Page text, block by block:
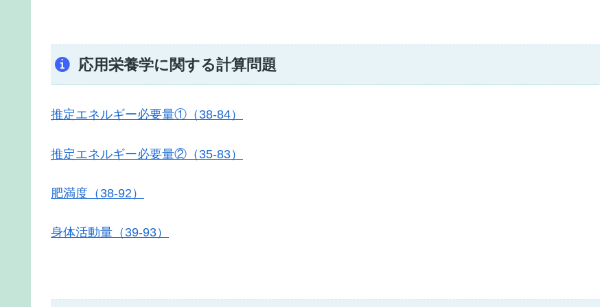
応用栄養学に関する計算問題
推定エネルギー必要量①（38-84）
推定エネルギー必要量②（35-83）
肥満度（38-92）
身体活動量（39-93）